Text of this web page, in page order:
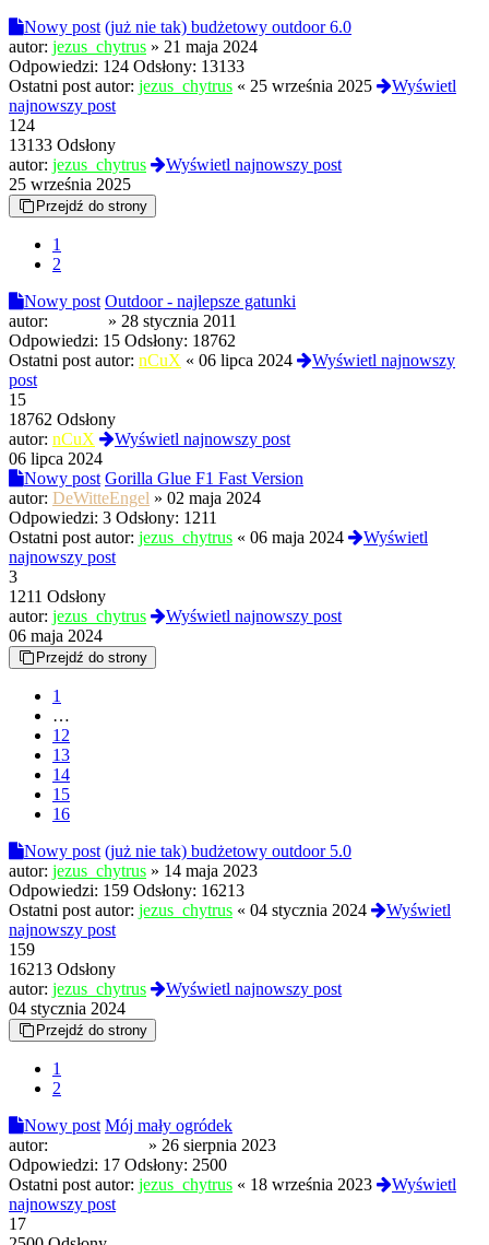
Nowy post (już nie tak) budżetowy outdoor 6.0
autor: jezus_chytrus » 21 maja 2024
Odpowiedzi: 124 Odsłony: 13133
Ostatni post autor: jezus_chytrus « 25 września 2025
Wyświetl
najnowszy post
124
13133 Odsłony
autor: jezus_chytrus
Wyświetl najnowszy post
25 września 2025
Przejdź do strony
1
2
Nowy post Outdoor - najlepsze gatunki
autor:
» 28 stycznia 2011
Odpowiedzi: 15 Odsłony: 18762
Ostatni post autor: nCuX « 06 lipca 2024
Wyświetl najnowszy
post
15
18762 Odsłony
autor: nCuX
Wyświetl najnowszy post
06 lipca 2024
Nowy post Gorilla Glue F1 Fast Version
autor: DeWitteEngel » 02 maja 2024
Odpowiedzi: 3 Odsłony: 1211
Ostatni post autor: jezus_chytrus « 06 maja 2024
Wyświetl
najnowszy post
3
1211 Odsłony
autor: jezus_chytrus
Wyświetl najnowszy post
06 maja 2024
Przejdź do strony
1
…
12
13
14
15
16
Nowy post (już nie tak) budżetowy outdoor 5.0
autor: jezus_chytrus » 14 maja 2023
Odpowiedzi: 159 Odsłony: 16213
Ostatni post autor: jezus_chytrus « 04 stycznia 2024
Wyświetl
najnowszy post
159
16213 Odsłony
autor: jezus_chytrus
Wyświetl najnowszy post
04 stycznia 2024
Przejdź do strony
1
2
Nowy post Mój mały ogródek
autor:
» 26 sierpnia 2023
Odpowiedzi: 17 Odsłony: 2500
Ostatni post autor: jezus_chytrus « 18 września 2023
Wyświetl
najnowszy post
17